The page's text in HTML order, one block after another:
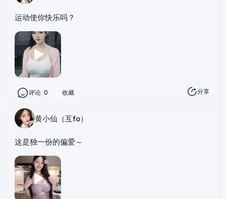
运动使你快乐吗？
评论 0 收藏 分享
黄小仙（互fo）
这是独一份的偏爱～